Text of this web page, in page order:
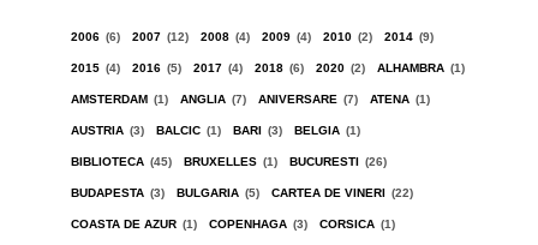
2006 (6) 2007 (12) 2008 (4) 2009 (4) 2010 (2) 2014 (9)
2015 (4) 2016 (5) 2017 (4) 2018 (6) 2020 (2) ALHAMBRA (1)
AMSTERDAM (1) ANGLIA (7) ANIVERSARE (7) ATENA (1)
AUSTRIA (3) BALCIC (1) BARI (3) BELGIA (1)
BIBLIOTECA (45) BRUXELLES (1) BUCURESTI (26)
BUDAPESTA (3) BULGARIA (5) CARTEA DE VINERI (22)
COASTA DE AZUR (1) COPENHAGA (3) CORSICA (1)